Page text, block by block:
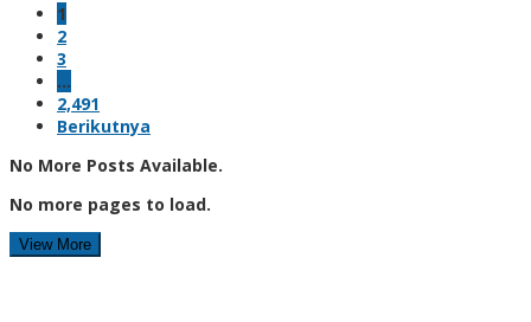
1
2
3
…
2,491
Berikutnya
No More Posts Available.
No more pages to load.
View More